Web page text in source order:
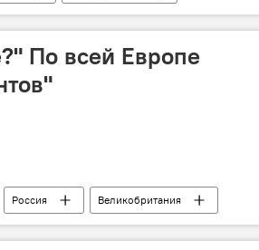
По всей Европе
Россия Великобритания